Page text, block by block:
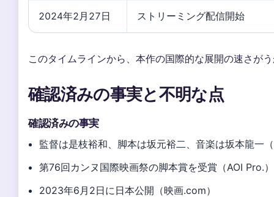
2024年2月27日 ストリーミング配信開始
このタイムラインから、本作の国際的な展開の速さが
確認済みの事実と不明な点
確認済みの事実
監督は是枝裕和、脚本は坂元裕二、音楽は坂本龍一
第76回カンヌ国際映画祭の脚本賞を受賞（AOI Pro.）
2023年6月2日に日本公開（映画.com）